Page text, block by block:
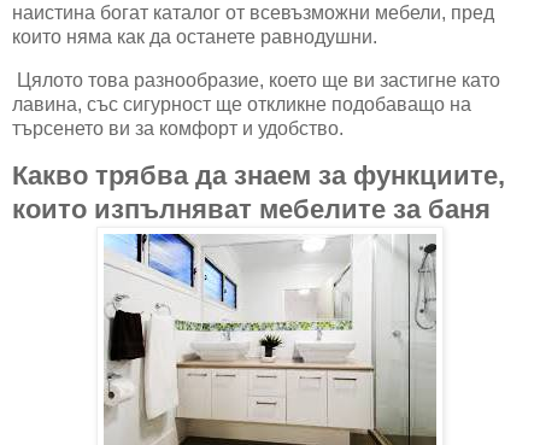
наистина богат каталог от всевъзможни мебели, пред
които няма как да останете равнодушни.
Цялото това разнообразие, което ще ви застигне като
лавина, със сигурност ще откликне подобаващо на
търсенето ви за комфорт и удобство.
Какво трябва да знаем за функциите,
които изпълняват мебелите за баня